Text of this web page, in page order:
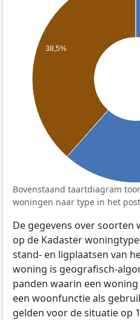
38,5%
Bovenstaand taartdiagram
woningen naar type in het
De gegevens over soorten
op de Kadaster
stand- en ligplaatsen van
woning is geografisch-
panden waarin een
een woonfunctie als
gelden voor de situatie op